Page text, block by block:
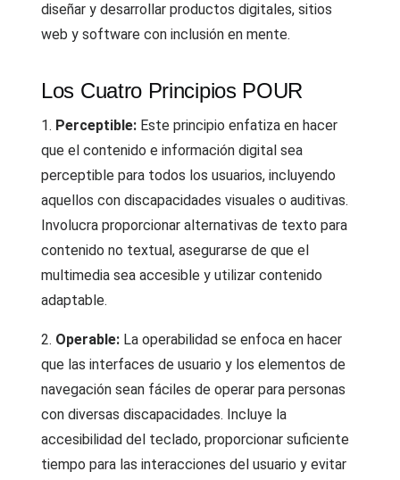
diseñar y desarrollar productos digitales, sitios
web y software con inclusión en mente.
Los Cuatro Principios POUR
1. Perceptible: Este principio enfatiza en hacer
que el contenido e información digital sea
perceptible para todos los usuarios, incluyendo
aquellos con discapacidades visuales o auditivas.
Involucra proporcionar alternativas de texto para
contenido no textual, asegurarse de que el
multimedia sea accesible y utilizar contenido
adaptable.
2. Operable: La operabilidad se enfoca en hacer
que las interfaces de usuario y los elementos de
navegación sean fáciles de operar para personas
con diversas discapacidades. Incluye la
accesibilidad del teclado, proporcionar suficiente
tiempo para las interacciones del usuario y evitar